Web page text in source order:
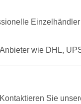
wie DHL,
Sie